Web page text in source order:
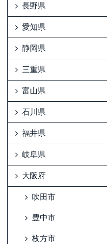
長野県
愛知県
静岡県
三重県
富山県
石川県
福井県
岐阜県
大阪府
吹田市
豊中市
枚方市